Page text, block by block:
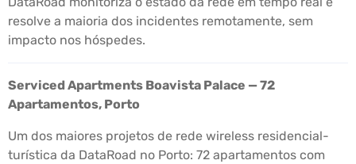
resolve a maioria dos incidentes remotamente, sem
impacto nos hóspedes.
Serviced Apartments Boavista Palace — 72
Apartamentos, Porto
Um dos maiores projetos de rede wireless residencial-
turística da DataRoad no Porto: 72 apartamentos com